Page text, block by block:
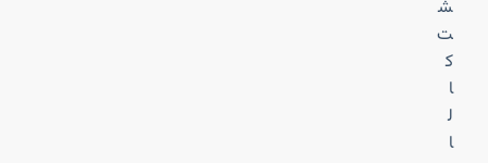
ش
ت
ک
ا
ل
ا